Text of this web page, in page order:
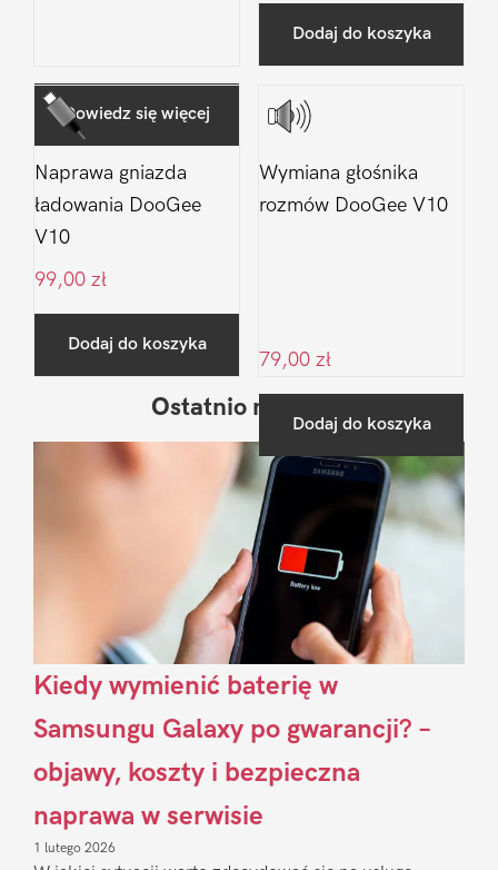
Dowiedz się więcej
Dodaj do koszyka
Naprawa gniazda
ładowania DooGee
V10
99,00 zł
Dodaj do koszyka
Wymiana głośnika
rozmów DooGee V10
79,00 zł
Dodaj do koszyka
Sidebar
Ostatnio na blogu
Kiedy wymienić baterię w
Samsungu Galaxy po gwarancji? –
objawy, koszty i bezpieczna
naprawa w serwisie
1 lutego 2026